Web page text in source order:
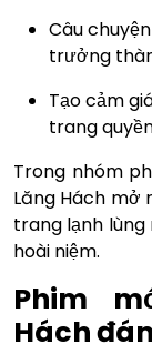
Câu
trưởng
Tạo cảm
trang
Trong nhóm
Lăng Hách mở
trang lạnh
hoài niệm.
Phim
Hách